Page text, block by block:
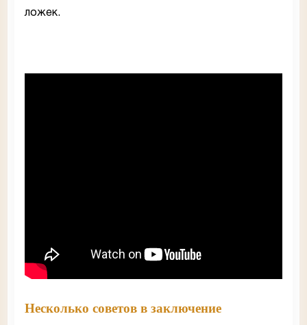
ложек.
Несколько советов в заключение